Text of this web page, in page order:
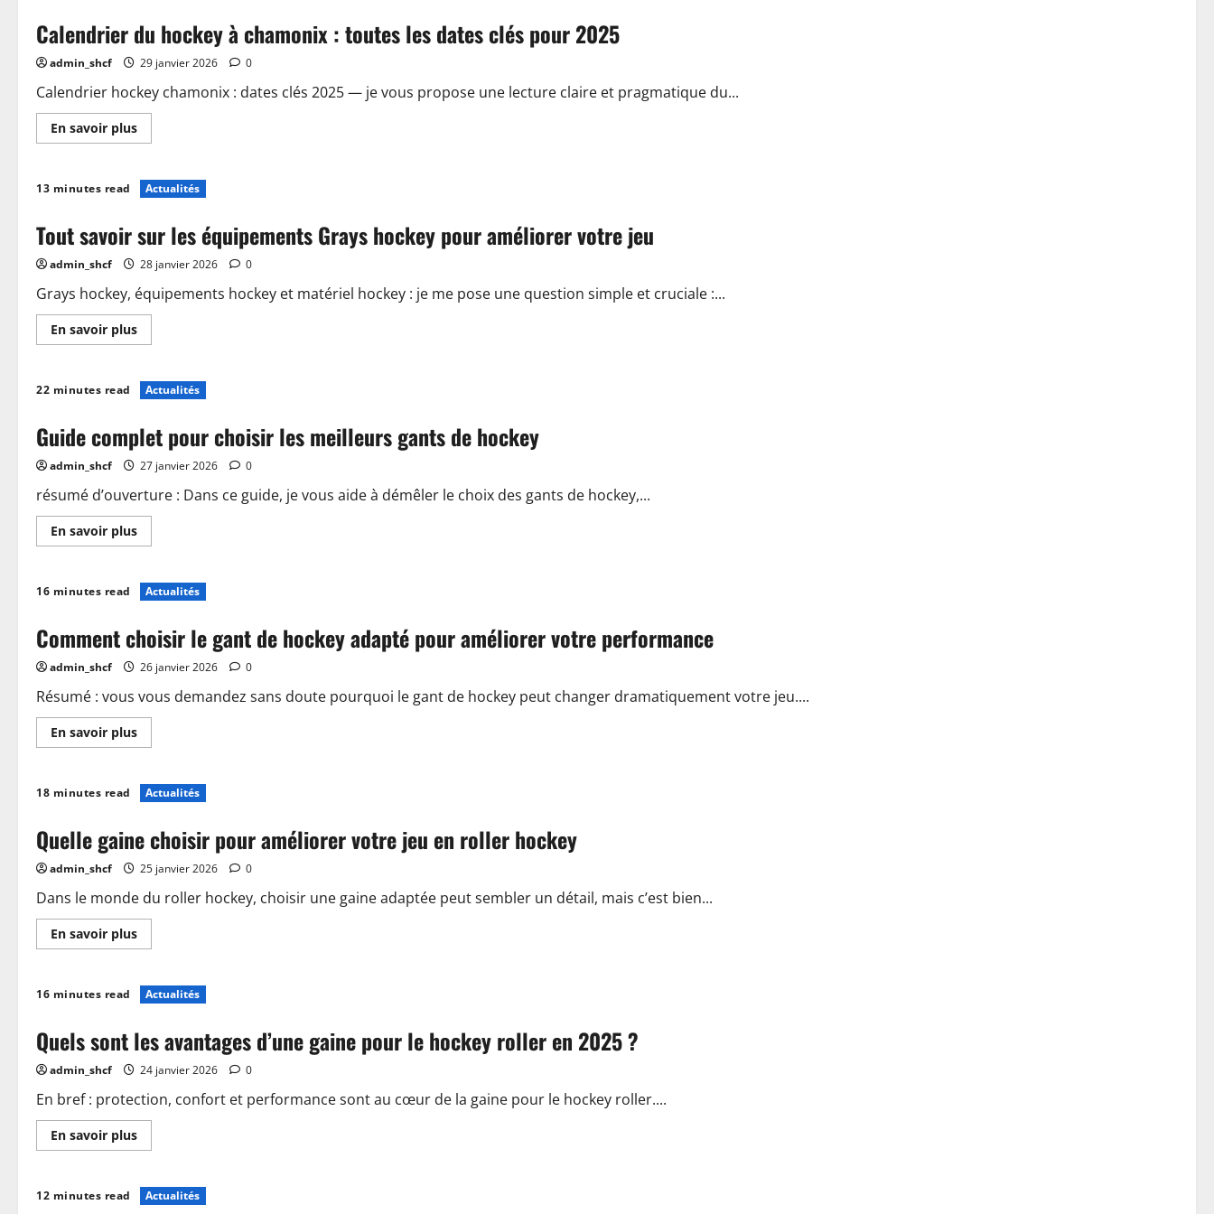
bien
débuter
hockey
Calendrier du hockey à chamonix : toutes les dates clés pour 2025
admin_shcf 29 janvier 2026 0
Calendrier hockey chamonix : dates clés 2025 — je vous propose une lecture claire et pragmatique du...
En savoir plusEn
savoir
Calendrier
du
hockey
chamonix
:
les
clés
pour
2025
13 minutes read Actualités
Tout savoir sur les équipements Grays hockey pour améliorer votre jeu
admin_shcf 28 janvier 2026 0
Grays hockey, équipements hockey et matériel hockey : je me pose une question simple et cruciale :...
En savoir plusEn
savoir
Tout
savoir
sur
équipements
Grays
hockey
pour
votre
jeu
22 minutes read Actualités
Guide complet pour choisir les meilleurs gants de hockey
admin_shcf 27 janvier 2026 0
résumé d’ouverture : Dans ce guide, je vous aide à démêler le choix des gants de hockey,...
En savoir plusEn
savoir
Guide
complet
pour
les
meilleurs
de
16 minutes read Actualités
Comment choisir le gant de hockey adapté pour améliorer votre performance
admin_shcf 26 janvier 2026 0
Résumé : vous vous demandez sans doute pourquoi le gant de hockey peut changer dramatiquement votre jeu....
En savoir plusEn
savoir
Comment
choisir
le
de
hockey
pour
votre
performance
18 minutes read Actualités
Quelle gaine choisir pour améliorer votre jeu en roller hockey
admin_shcf 25 janvier 2026 0
Dans le monde du roller hockey, choisir une gaine adaptée peut sembler un détail, mais c’est bien...
En savoir plusEn
savoir
Quelle
gaine
choisir
améliorer
votre
en
hockey
16 minutes read Actualités
Quels sont les avantages d’une gaine pour le hockey roller en 2025 ?
admin_shcf 24 janvier 2026 0
En bref : protection, confort et performance sont au cœur de la gaine pour le hockey roller....
En savoir plusEn
savoir
Quels
sont
les
12 minutes read Actualités